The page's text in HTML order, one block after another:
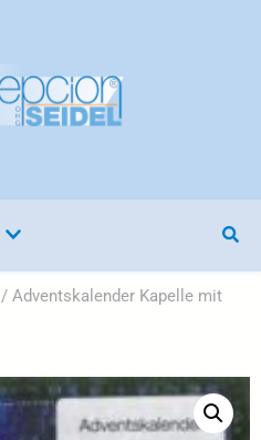
/ Adventskalender Kapelle mit